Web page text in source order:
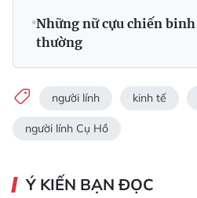
Những nữ cựu chiến
thường
người lính kinh tế
người lính Cụ Hồ
Ý KIẾN BẠN ĐỌC